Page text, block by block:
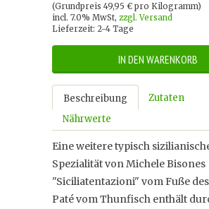
(Grundpreis 49,95 € pro Kilogramm)
incl. 7.0% MwSt, zzgl. Versand
Lieferzeit: 2-4 Tage
IN DEN WARENKORB
Beschreibung
Zutaten
Nährwerte
Eine weitere typisch
Spezialität von Michele Bisones
"Siciliatentazioni" vom Fuße
Paté vom Thunfisch enthält